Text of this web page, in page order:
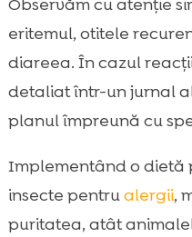
Observăm cu atenție
eritemul, otitele
diareea. În cazul
detaliat într-un jurnal
planul împreună cu
Implementând o dietă
insecte pentrualergii,
puritatea, atât